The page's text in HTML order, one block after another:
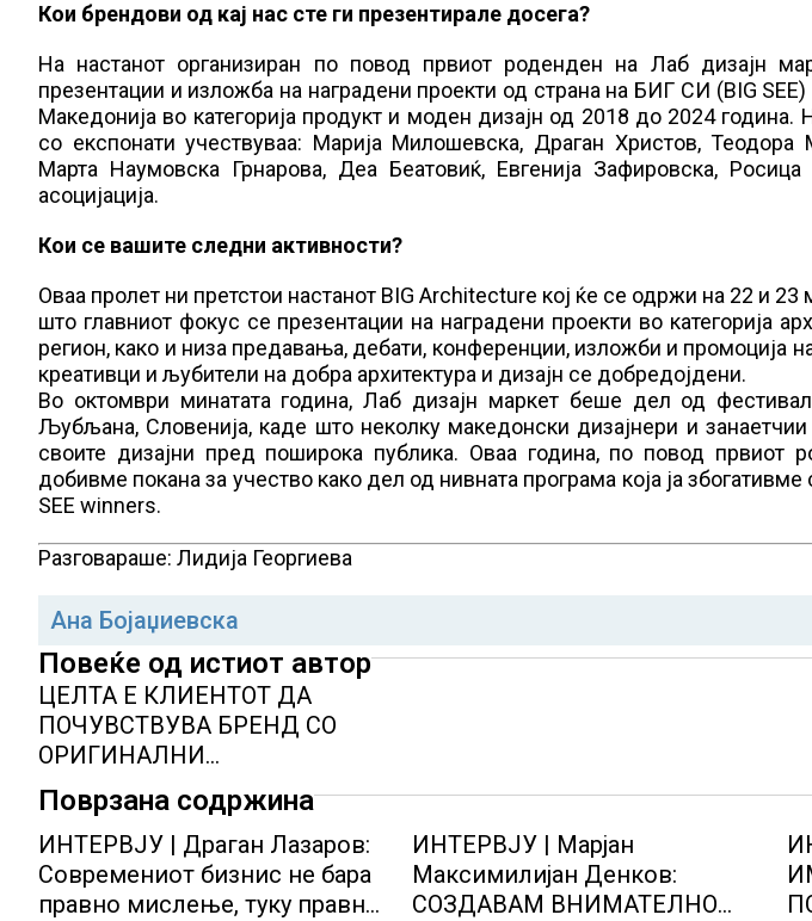
Кои брендови од кај нас сте ги презентирале досега?
На настанот организиран по повод првиот роденден на Лаб дизајн
презентации и изложба на наградени проекти од страна на БИГ СИ (BIG SEE)
Македонија во категорија продукт и моден дизајн од 2018 до 2024 година.
со експонати учествуваа: Марија Милошевска, Драган Христов, Теодора
Марта Наумовска Грнарова, Деа Беатовиќ, Евгенија Зафировска,
асоцијација.
Кои се вашите следни активности?
Оваа пролет ни претстои настанот BIG Architecture кој ќе се одржи на 22 и 23
што главниот фокус се презентации на наградени проекти во категорија
регион, како и низа предавања, дебати, конференции, изложби и промоција
креативци и љубители на добра архитектура и дизајн се добредојдени.
Во октомври минатата година, Лаб дизајн маркет беше дел од
Љубљана, Словенија, каде што неколку македонски дизајнери и
своите дизајни пред поширока публика. Оваа година, по повод првиот
добивме покана за учество како дел од нивната програма која ја
SEE winners.
Разговараше: Лидија Георгиева
Ана Бојаџиевска
Повеќе од истиот автор
ЦЕЛТА Е КЛИЕНТОТ ДА
ПОЧУВСТВУВА БРЕНД СО
ОРИГИНАЛНИ
ДИЗАЈНЕРСКИ СТАВОВИ ЗА
СВЕТОТ
Поврзана содржина
ИНТЕРВЈУ | Драган Лазаров:
Современиот бизнис не бара
правно мислење, туку правно
ИНТЕРВЈУ | Марјан
Максимилијан Денков:
СОЗДАВАМ ВНИМАТЕЛНО